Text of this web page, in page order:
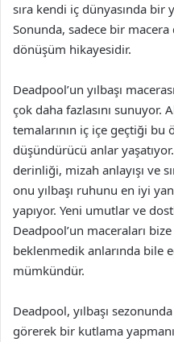
sıra kendi iç dünyasında bir
Sonunda, sadece bir
dönüşüm hikayesidir.
Deadpool’un yılbaşı
çok daha fazlasını sunuyor.
temalarının iç içe geçtiği
düşündürücü anlar
derinliği, mizah anlayışı ve
onu yılbaşı ruhunu en iyi
yapıyor. Yeni umutlar ve
Deadpool’un maceraları
beklenmedik anlarında bile
mümkündür.
Deadpool, yılbaşı
görerek bir kutlama